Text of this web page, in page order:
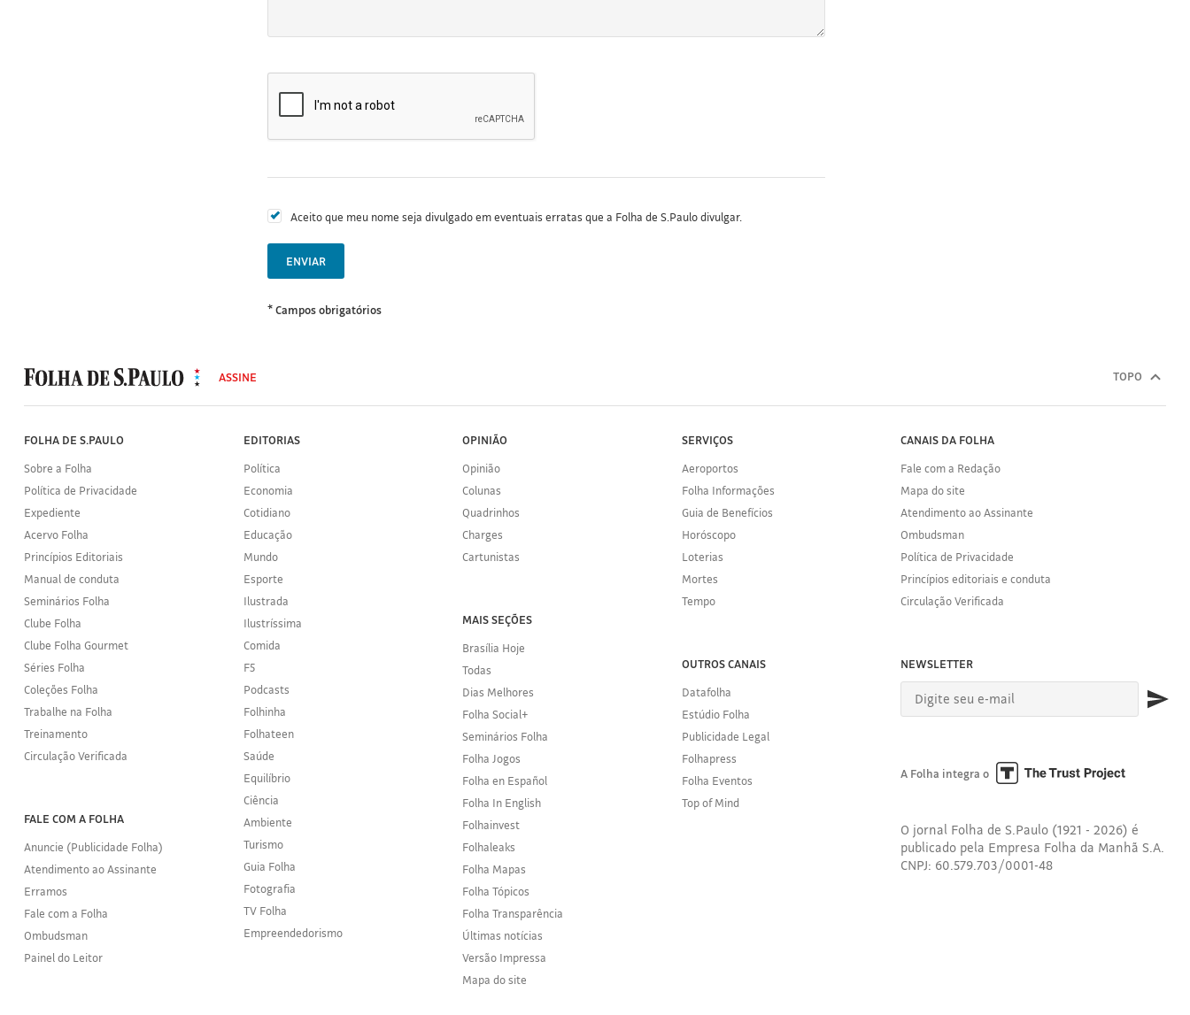
Aceito que meu nome seja divulgado em eventuais erratas que a Folha de S.Paulo divulgar.
ENVIAR
* Campos obrigatórios
Folha
de
S.Paulo
ASSINE TOPO
FOLHA DE S.PAULO
Sobre a Folha
Política de Privacidade
Expediente
Acervo Folha
Princípios Editoriais
Manual de conduta
Seminários Folha
Clube Folha
Clube Folha Gourmet
Séries Folha
Coleções Folha
Trabalhe na Folha
Treinamento
Circulação Verificada
FALE COM A FOLHA
Anuncie (Publicidade Folha)
Atendimento ao Assinante
Erramos
Fale com a Folha
Ombudsman
Painel do Leitor
EDITORIAS
Política
Economia
Cotidiano
Educação
Mundo
Esporte
Ilustrada
Ilustríssima
Comida
F5
Podcasts
Folhinha
Folhateen
Saúde
Equilíbrio
Ciência
Ambiente
Turismo
Guia Folha
Fotografia
TV Folha
Empreendedorismo
OPINIÃO
Opinião
Colunas
Quadrinhos
Charges
Cartunistas
MAIS SEÇÕES
Brasília Hoje
Todas
Dias Melhores
Folha Social+
Seminários Folha
Folha Jogos
Folha en Español
Folha In English
Folhainvest
Folhaleaks
Folha Mapas
Folha Tópicos
Folha Transparência
Últimas notícias
Versão Impressa
Mapa do site
SERVIÇOS
Aeroportos
Folha Informações
Guia de Benefícios
Horóscopo
Loterias
Mortes
Tempo
OUTROS CANAIS
Datafolha
Estúdio Folha
Publicidade Legal
Folhapress
Folha Eventos
Top of Mind
CANAIS DA FOLHA
Fale com a Redação
Mapa do site
Atendimento ao Assinante
Ombudsman
Política de Privacidade
Princípios editoriais e conduta
Circulação Verificada
NEWSLETTER
A Folha integra o
O jornal Folha de S.Paulo (1921 - 2026) é
publicado pela Empresa Folha da Manhã S.A.
CNPJ: 60.579.703/0001-48